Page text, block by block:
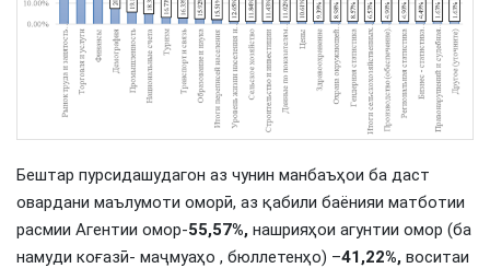
Бештар пурсидашудагон аз чунин манбаъҳои ба даст
овардани маълумоти оморӣ, аз қабили баёнияи матботии
расмии Агентии омор-55,57%, нашрияҳои агунтии омор (ба
намуди коғазӣ- маҷмуаҳо , бюллетенҳо) –41,22%, воситаи